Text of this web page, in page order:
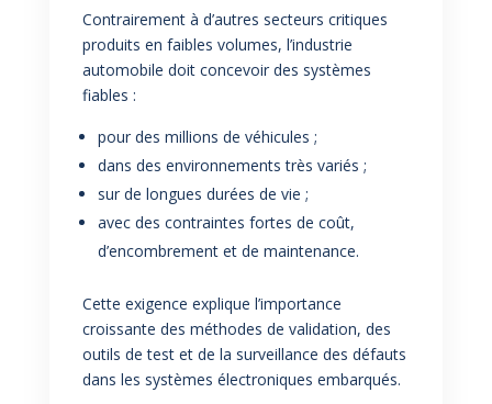
Contrairement à d’autres secteurs critiques
produits en faibles volumes, l’industrie
automobile doit concevoir des systèmes
fiables :
pour des millions de véhicules ;
dans des environnements très variés ;
sur de longues durées de vie ;
avec des contraintes fortes de coût,
d’encombrement et de maintenance.
Cette exigence explique l’importance
croissante des méthodes de validation, des
outils de test et de la surveillance des défauts
dans les systèmes électroniques embarqués.